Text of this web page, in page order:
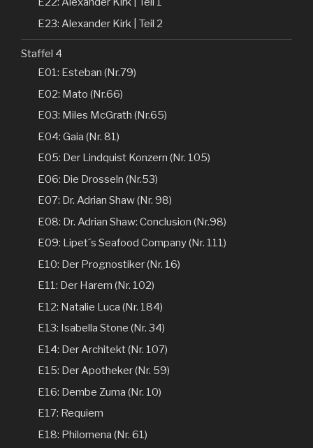
E23: Alexander Kirk | Teil 2
Staffel 4
E01: Esteban (Nr.79)
E02: Mato (Nr.66)
E03: Miles McGrath (Nr.65)
E04: Gaia (Nr. 81)
E05: Der Lindquist Konzern (Nr. 105)
E06: Die Drosseln (Nr.53)
E07: Dr. Adrian Shaw (Nr. 98)
E08: Dr. Adrian Shaw: Conclusion (Nr.98)
E09: Lipet´s Seafood Company (Nr. 111)
E10: Der Prognostiker (Nr. 16)
E11: Der Harem (Nr. 102)
E12: Natalie Luca (Nr. 184)
E13: Isabella Stone (Nr. 34)
E14: Der Architekt (Nr. 107)
E15: Der Apotheker (Nr. 59)
E16: Dembe Zuma (Nr. 10)
E17: Requiem
E18: Philomena (Nr. 61)